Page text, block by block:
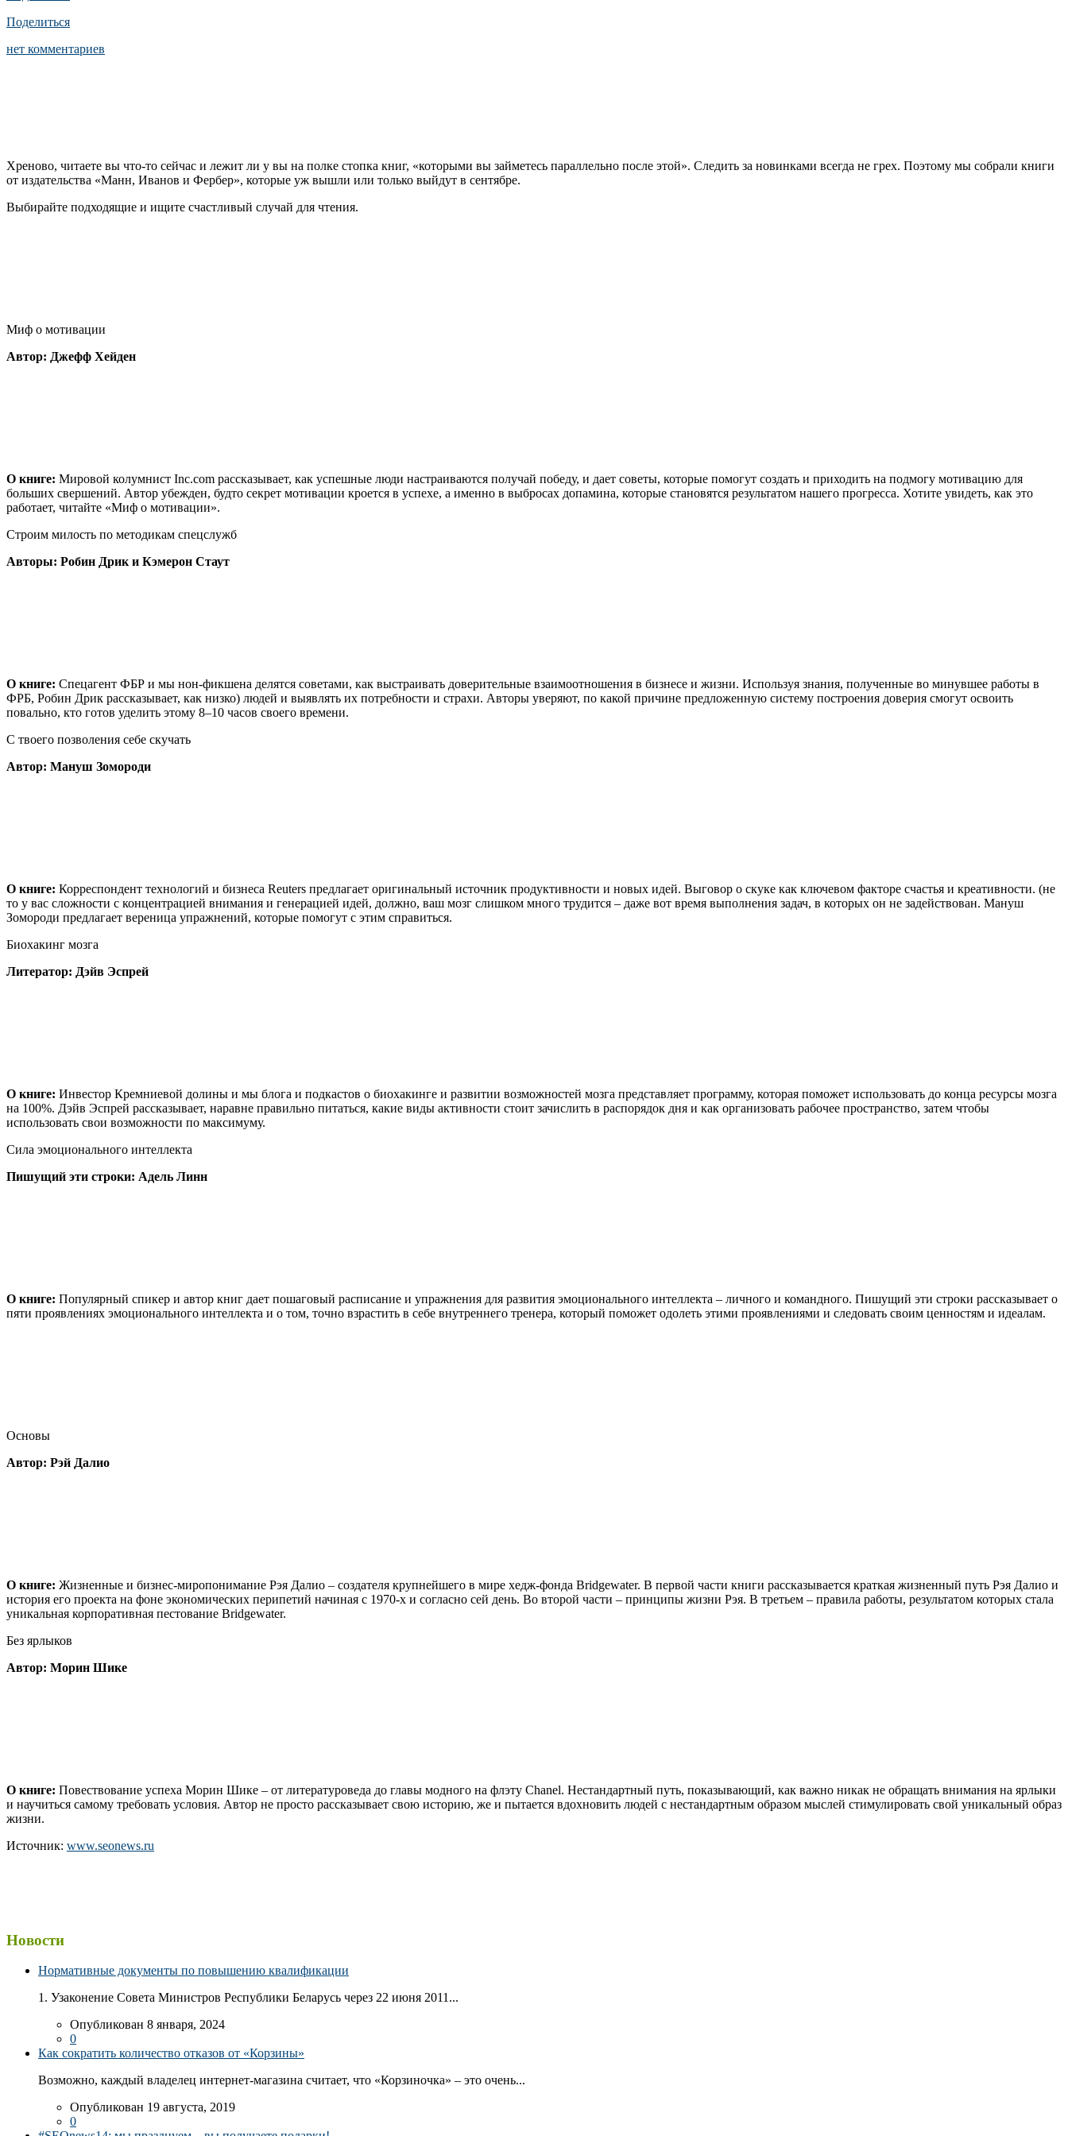
Поделиться
нет комментариев
Хреново, читаете вы что-то сейчас и лежит ли у вы на полке стопка книг, «которыми вы займетесь параллельно после этой». Следить за новинками всегда не грех. Поэтому мы собрали книги
от издательства «Манн, Иванов и Фербер», которые уж вышли или только выйдут в сентябре.
Выбирайте подходящие и ищите счастливый случай для чтения.
Миф о мотивации
Автор: Джефф Хейден
О книге: Мировой колумнист Inc.com рассказывает, как успешные люди настраиваются получай победу, и дает советы, которые помогут создать и приходить на подмогу мотивацию для
больших свершений. Автор убежден, будто секрет мотивации кроется в успехе, а именно в выбросах допамина, которые становятся результатом нашего прогресса. Хотите увидеть, как это
работает, читайте «Миф о мотивации».
Строим милость по методикам спецслужб
Авторы: Робин Дрик и Кэмерон Стаут
О книге: Спецагент ФБР и мы нон-фикшена делятся советами, как выстраивать доверительные взаимоотношения в бизнесе и жизни. Используя знания, полученные во минувшее работы в
ФРБ, Робин Дрик рассказывает, как низко) людей и выявлять их потребности и страхи. Авторы уверяют, по какой причине предложенную систему построения доверия смогут освоить
повально, кто готов уделить этому 8–10 часов своего времени.
С твоего позволения себе скучать
Автор: Мануш Зомороди
О книге: Корреспондент технологий и бизнеса Reuters предлагает оригинальный источник продуктивности и новых идей. Выговор о скуке как ключевом факторе счастья и креативности. (не
то у вас сложности с концентрацией внимания и генерацией идей, должно, ваш мозг слишком много трудится – даже вот время выполнения задач, в которых он не задействован. Мануш
Зомороди предлагает вереница упражнений, которые помогут с этим справиться.
Биохакинг мозга
Литератор: Дэйв Эспрей
О книге: Инвестор Кремниевой долины и мы блога и подкастов о биохакинге и развитии возможностей мозга представляет программу, которая поможет использовать до конца ресурсы мозга
на 100%. Дэйв Эспрей рассказывает, наравне правильно питаться, какие виды активности стоит зачислить в распорядок дня и как организовать рабочее пространство, затем чтобы
использовать свои возможности по максимуму.
Сила эмоционального интеллекта
Пишущий эти строки: Адель Линн
О книге: Популярный спикер и автор книг дает пошаговый расписание и упражнения для развития эмоционального интеллекта – личного и командного. Пишущий эти строки рассказывает о
пяти проявлениях эмоционального интеллекта и о том, точно взрастить в себе внутреннего тренера, который поможет одолеть этими проявлениями и следовать своим ценностям и идеалам.
Основы
Автор: Рэй Далио
О книге: Жизненные и бизнес-миропонимание Рэя Далио – создателя крупнейшего в мире хедж-фонда Bridgewater. В первой части книги рассказывается краткая жизненный путь Рэя Далио и
история его проекта на фоне экономических перипетий начиная с 1970-х и согласно сей день. Во второй части – принципы жизни Рэя. В третьем – правила работы, результатом которых стала
уникальная корпоративная пестование Bridgewater.
Без ярлыков
Автор: Морин Шике
О книге: Повествование успеха Морин Шике – от литературоведа до главы модного на флэту Chanel. Нестандартный путь, показывающий, как важно никак не обращать внимания на ярлыки
и научиться самому требовать условия. Автор не просто рассказывает свою историю, же и пытается вдохновить людей с нестандартным образом мыслей стимулировать свой уникальный образ
жизни.
Источник: www.seonews.ru
Новости
Нормативные документы по повышению квалификации
1. Узаконение Совета Министров Республики Беларусь через 22 июня 2011...
Опубликован 8 января, 2024
0
Как сократить количество отказов от «Корзины»
Возможно, каждый владелец интернет-магазина считает, что «Корзиночка» – это очень...
Опубликован 19 августа, 2019
0